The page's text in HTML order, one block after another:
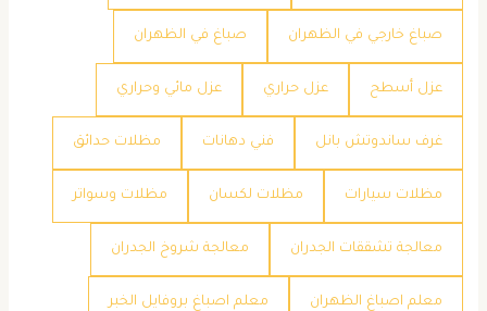
صباغ خارجي في الظهران صباغ في الظهران
عزل أسطح عزل حراري عزل مائي وحراري
غرف ساندوتش بانل فني دهانات مظلات حدائق
مظلات سيارات مظلات لكسان مظلات وسواتر
معالجة تشققات الجدران معالجة شروخ الجدران
معلم اصباغ الظهران معلم اصباغ بروفايل الخبر